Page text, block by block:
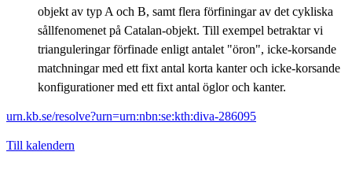
objekt av typ A och B, samt flera förfiningar av det cykliska
sållfenomenet på Catalan-objekt. Till exempel betraktar vi
trianguleringar förfinade enligt antalet "öron", icke-korsande
matchningar med ett fixt antal korta kanter och icke-korsande
konfigurationer med ett fixt antal öglor och kanter.
urn.kb.se/resolve?urn=urn:nbn:se:kth:diva-286095
Till kalendern